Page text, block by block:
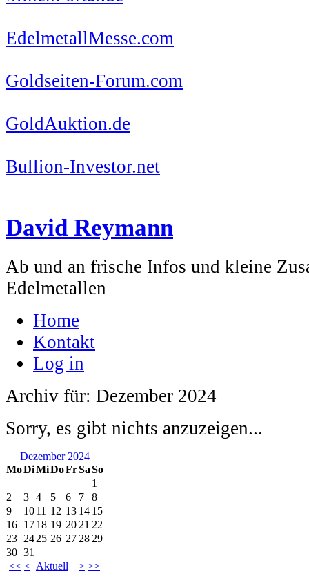
EdelmetallMesse.com
Goldseiten-Forum.com
GoldAuktion.de
Bullion-Investor.net
David Reymann
Ab und an frische Infos und kleine
Edelmetallen
Home
Kontakt
Log in
Archiv für: Dezember 2024
Sorry, es gibt nichts anzuzeigen...
Dezember 2024
MoDiMiDoFrSaSo
<< < Aktuell > >>
1
2
3 4 5 6 7
8
9
1011 12 13 14 15
16 1718 19 20 21 22
23 2425 26 27 28 29
30 31